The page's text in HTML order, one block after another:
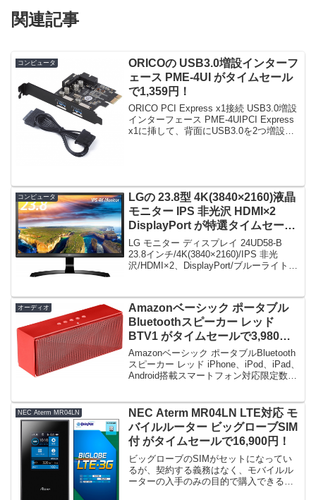
関連記事
コンピュータ
ORICOの USB3.0増設インターフ
ェース PME-4UI がタイムセール
で1,359円！
ORICO PCI Express x1接続 USB3.0増設
インターフェース PME-4UIPCI Express
x1に挿して、背面にUSB3.0を2つ増設す
コンピュータ
LGの 23.8型 4K(3840×2160)液晶
モニター IPS 非光沢 HDMI×2
DisplayPort が特選タイムセール
で29,380円！
LG モニター ディスプレイ 24UD58-B
23.8インチ/4K(3840×2160)/IPS 非光
沢/HDMI×2、DisplayPort/ブルーライト低
オーディオ
Amazonベーシック ポータブル
Bluetoothスピーカー レッド
BTV1 がタイムセールで3,980
円！
Amazonベーシック ポータブルBluetooth
スピーカー レッド iPhone、iPod、iPad、
Android搭載スマートフォン対応限定数は
NEC Aterm MR04LN
NEC Aterm MR04LN LTE対応 モ
バイルルーター ビッグローブSIM
付 がタイムセールで16,900円！
ビッグローブのSIMがセットになってい
るが、契約する義務はなく、モバイルル
ーターの入手のみの目的で購入できる。